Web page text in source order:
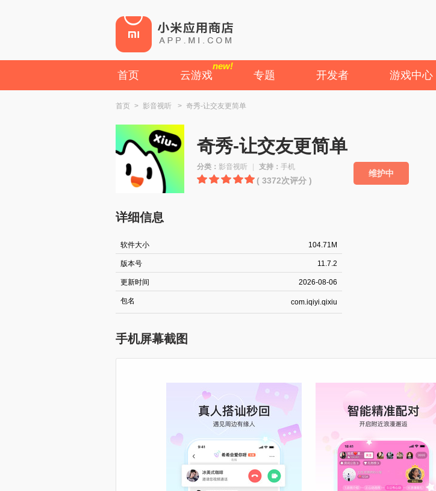
首页 云游戏
new!
专题 开发者 游戏中心
首页 > 影音视听 > 奇秀-让交友更简单
奇秀-让交友更简单
分类： 影音视听 支持： 手机
( 3372次评分 )
维护中
详细信息
软件大小 104.71M
版本号 11.7.2
更新时间 2026-08-06
包名 com.iqiyi.qixiu
手机屏幕截图